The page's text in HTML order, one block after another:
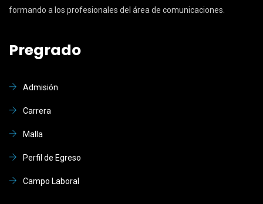
formando a los profesionales del área de comunicaciones.
Pregrado
Admisión
Carrera
Malla
Perfil de Egreso
Campo Laboral